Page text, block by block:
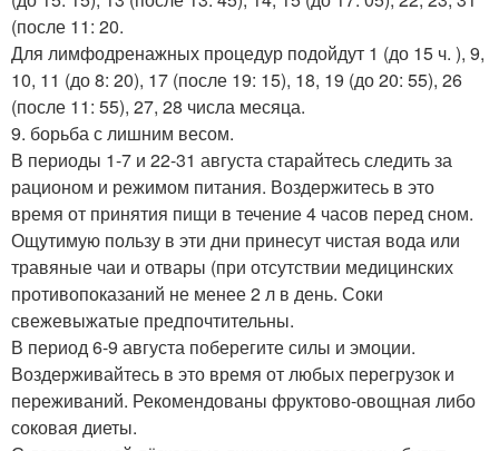
(после 11: 20.
Для лимфодренажных процедур подойдут 1 (до 15 ч. ), 9,
10, 11 (до 8: 20), 17 (после 19: 15), 18, 19 (до 20: 55), 26
(после 11: 55), 27, 28 числа месяца.
9. борьба с лишним весом.
В периоды 1-7 и 22-31 августа старайтесь следить за
рационом и режимом питания. Воздержитесь в это
время от принятия пищи в течение 4 часов перед сном.
Ощутимую пользу в эти дни принесут чистая вода или
травяные чаи и отвары (при отсутствии медицинских
противопоказаний не менее 2 л в день. Соки
свежевыжатые предпочтительны.
В период 6-9 августа поберегите силы и эмоции.
Воздерживайтесь в это время от любых перегрузок и
переживаний. Рекомендованы фруктово-овощная либо
соковая диеты.